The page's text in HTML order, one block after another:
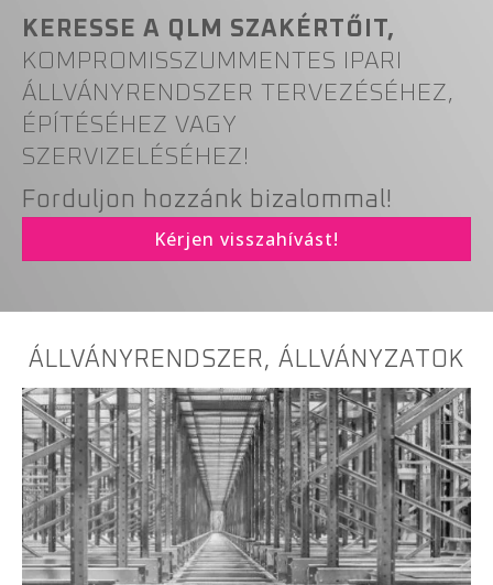
KERESSE A QLM SZAKÉRTŐIT,
KOMPROMISSZUMMENTES IPARI
ÁLLVÁNYRENDSZER TERVEZÉSÉHEZ,
ÉPÍTÉSÉHEZ VAGY
SZERVIZELÉSÉHEZ!
Forduljon hozzánk bizalommal!
Kérjen visszahívást!
ÁLLVÁNYRENDSZER, ÁLLVÁNYZATOK